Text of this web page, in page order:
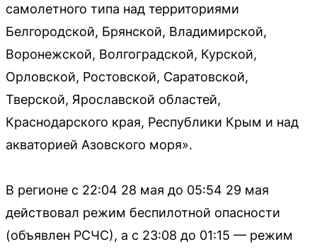
самолетного типа над территориями
Белгородской, Брянской, Владимирской,
Воронежской, Волгоградской, Курской,
Орловской, Ростовской, Саратовской,
Тверской, Ярославской областей,
Краснодарского края, Республики Крым и над
акваторией Азовского моря».
В регионе с 22:04 28 мая до 05:54 29 мая
действовал режим беспилотной опасности
(объявлен РСЧС), а с 23:08 до 01:15 — режим